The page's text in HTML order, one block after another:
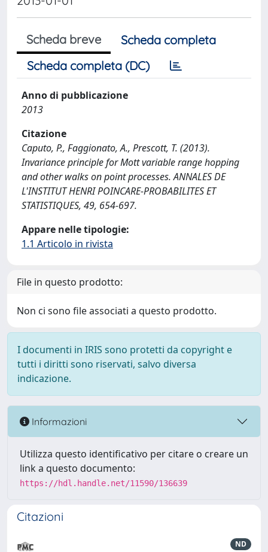
Scheda breve
Scheda completa
Scheda completa (DC)
Anno di pubblicazione
2013
Citazione
Caputo, P., Faggionato, A., Prescott, T. (2013).
Invariance principle for Mott variable range hopping
and other walks on point processes. ANNALES DE
L'INSTITUT HENRI POINCARE-PROBABILITES ET
STATISTIQUES, 49, 654-697.
Appare nelle tipologie:
1.1 Articolo in rivista
File in questo prodotto:
Non ci sono file associati a questo prodotto.
I documenti in IRIS sono protetti da copyright e
tutti i diritti sono riservati, salvo diversa
indicazione.
Informazioni
Utilizza questo identificativo per citare o creare un
link a questo documento:
https://hdl.handle.net/11590/136639
Citazioni
ND